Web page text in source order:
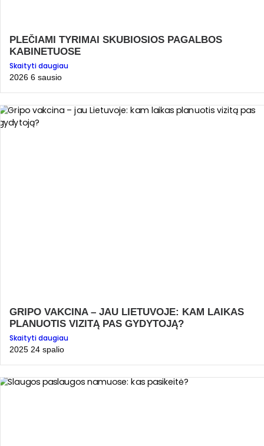
PLEČIAMI TYRIMAI SKUBIOSIOS PAGALBOS
KABINETUOSE
Skaityti daugiau
2026 6 sausio
GRIPO VAKCINA – JAU LIETUVOJE: KAM LAIKAS
PLANUOTIS VIZITĄ PAS GYDYTOJĄ?
Skaityti daugiau
2025 24 spalio